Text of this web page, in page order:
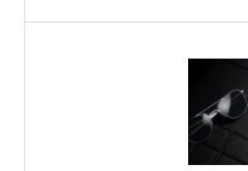
Giorgio Galli e
d’amore e di design